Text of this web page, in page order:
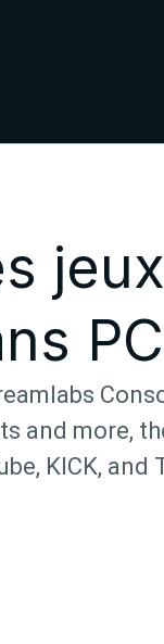
PC
and more,
KICK, and